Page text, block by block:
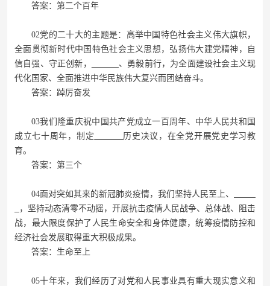
答案：第二个百年
02党的二十大的主题是：高举中国特色社会主义伟大旗帜，
全面贯彻新时代中国特色社会主义思想，弘扬伟大建党精神，自
信自强、守正创新，
、勇毅前行，为全面建设社会主义现
代化国家、全面推进中华民族伟大复兴而团结奋斗。
答案：踔厉奋发
03我们隆重庆祝中国共产党成立一百周年、中华人民共和国
成立七十周年，制定
历史决议，在全党开展党史学习教
育。
答案：第三个
04面对突如其来的新冠肺炎疫情，我们坚持人民至上、
，坚持动态清零不动摇，开展抗击疫情人民战争、总体战、阻击
战，最大限度保护了人民生命安全和身体健康，统筹疫情防控和
经济社会发展取得重大积极成果。
答案：生命至上
05十年来，我们经历了对党和人民事业具有重大现实意义和